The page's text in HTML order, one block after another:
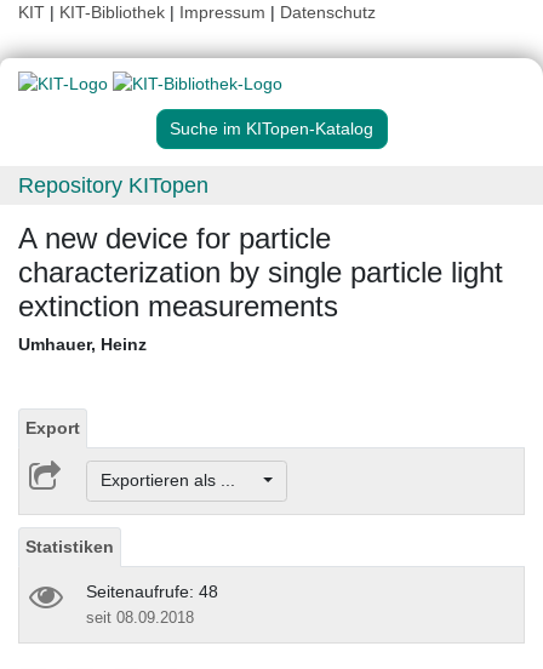
KIT | KIT-Bibliothek | Impressum | Datenschutz
Suche im KITopen-Katalog
Repository KITopen
A new device for particle
characterization by single particle light
extinction measurements
Umhauer, Heinz
Export
Exportieren als ...
Statistiken
Seitenaufrufe: 48
seit 08.09.2018